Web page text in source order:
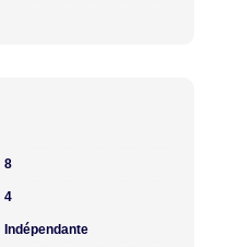
8
4
Indépendante